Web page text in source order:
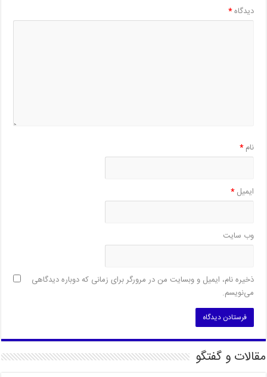
دیدگاه*
نام*
ایمیل*
وب‌ سایت
ذخیره نام، ایمیل و وبسایت من در مرورگر برای زمانی که دوباره دیدگاهی
می‌نویسم.
مقالات و گفتگو